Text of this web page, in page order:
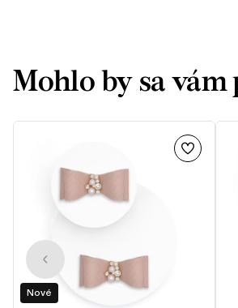
Mohlo by sa vám
Nové